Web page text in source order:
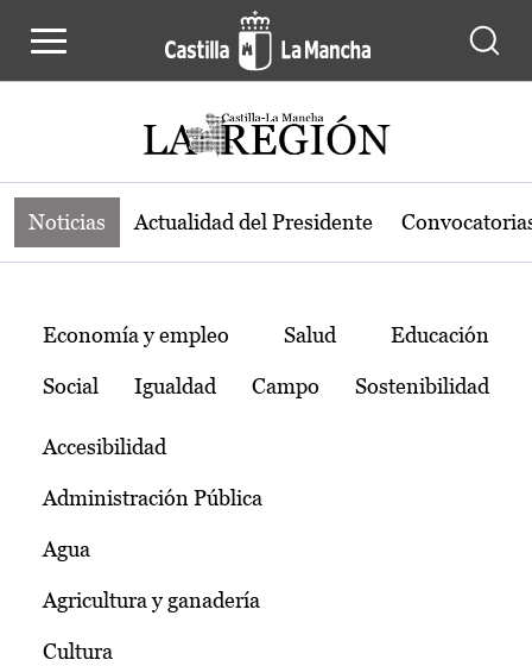
Noticias de la región de Castilla-La
Noticias Actualidad del Presidente
Temas
Economía y empleo Salud Educación
Social Igualdad Campo Sostenibilidad
Accesibilidad
Administración Pública
Agua
Agricultura y ganadería
Cultura